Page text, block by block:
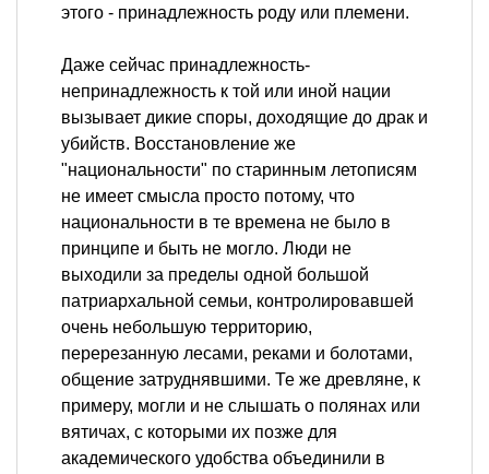
этого - принадлежность роду или племени.
Даже сейчас принадлежность-
непринадлежность к той или иной нации
вызывает дикие споры, доходящие до драк и
убийств. Восстановление же
"национальности" по старинным летописям
не имеет смысла просто потому, что
национальности в те времена не было в
принципе и быть не могло. Люди не
выходили за пределы одной большой
патриархальной семьи, контролировавшей
очень небольшую территорию,
перерезанную лесами, реками и болотами,
общение затруднявшими. Те же древляне, к
примеру, могли и не слышать о полянах или
вятичах, с которыми их позже для
академического удобства объединили в